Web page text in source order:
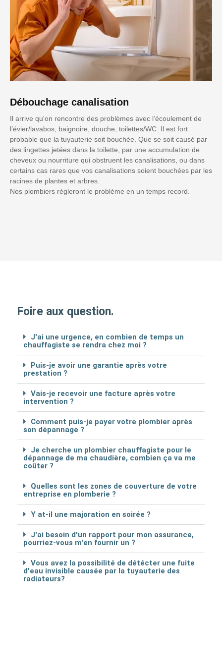
Débouchage canalisation
Il arrive qu'on rencontre des problèmes avec l’écoulement de
l’évier/lavabos, baignoire, douche, toilettes/WC. Il est fort
probable que la tuyauterie soit bouchée. Que se soit causé par
des lingettes jetées dans la toilette, par une accumulation de
cheveux ou nourriture qui obstruent les canalisations, ou dans
certains cas rares que vos canalisations soient bouchées par les
racines de plantes et arbres.
Nos plombiers régleront le problème en un temps record.
Foire aux question.
J'ai une urgence, en combien de temps un
chauffagiste se rendra chez moi ?
Puis-je avoir une garantie après votre
prestation ?
Vais-je recevoir une facture après votre
intervention ?
Comment puis-je payer votre plombier après
son dépannage ?
Je cherche un plombier chauffagiste pour le
dépannage de ma chaudière, combien ça va me
coûter ?
Quelles sont les zones de couverture de votre
entreprise en plomberie ?
Y at-il une majoration en soirée ?
J'ai besoin d'un rapport pour mon assurance,
pourriez-vous m'en fournir un ?
Vous avez la possibilité de détécter une fuite
d'eau invisible causée par la tuyauterie des
radiateurs?